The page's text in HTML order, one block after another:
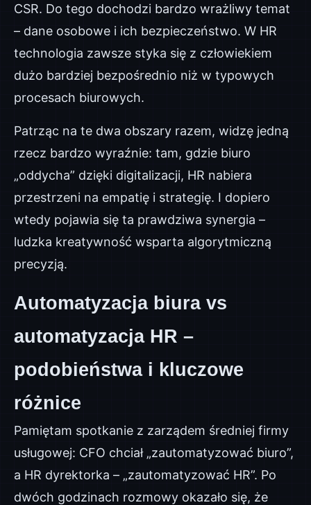
CSR. Do tego dochodzi bardzo wrażliwy temat
– dane osobowe i ich bezpieczeństwo. W HR
technologia zawsze styka się z człowiekiem
dużo bardziej bezpośrednio niż w typowych
procesach biurowych.
Patrząc na te dwa obszary razem, widzę jedną
rzecz bardzo wyraźnie: tam, gdzie biuro
„oddycha” dzięki digitalizacji, HR nabiera
przestrzeni na empatię i strategię. I dopiero
wtedy pojawia się ta prawdziwa synergia –
ludzka kreatywność wsparta algorytmiczną
precyzją.
Automatyzacja biura vs
automatyzacja HR –
podobieństwa i kluczowe
różnice
Pamiętam spotkanie z zarządem średniej firmy
usługowej: CFO chciał „zautomatyzować biuro”,
a HR dyrektorka – „zautomatyzować HR”. Po
dwóch godzinach rozmowy okazało się, że